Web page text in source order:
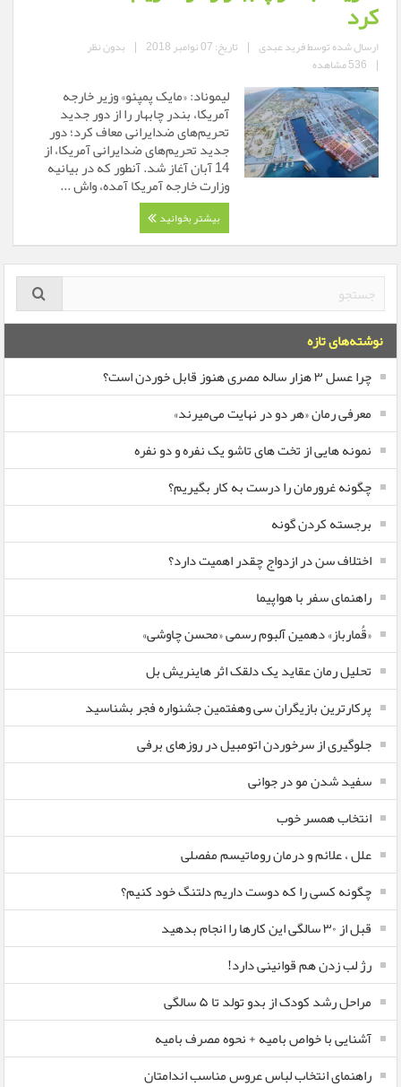
کرد
ارسال شده توسطفرید عبدی | تاریخ: 07 نوامبر 2018 | بدون نظر
| 536 مشاهده
لیموناد: «مایک پمپئو» وزیر خارجه
آمریکا، بندر چابهار را از دور جدید
تحریم‌های ضدایرانی معاف کرد؛ دور
جدید تحریم‌های ضدایرانی آمریکا، از
14 آبان آغاز شد. آنطور که در بیانیه
وزارت خارجه آمریکا آمده، واش ...
بیشتر بخوانید
نوشته‌های تازه
چرا عسل ۳ هزار ساله‌ مصری هنوز قابل خوردن است؟
معرفی رمان «هر دو در نهایت می‌میرند»
نمونه هایی از تخت های تاشو یک نفره و دو نفره
چگونه غرورمان را درست به کار بگیریم؟
برجسته کردن گونه
اختلاف سن در ازدواج چقدر اهمیت دارد؟
راهنمای سفر با هواپیما
«قُمارباز» دهمین آلبوم رسمی «محسن چاوشی»
تحلیل رمان عقاید یک دلقک اثر هاینریش بل
پرکارترین بازیگران سی وهفتمین جشنواره فجر بشناسید
جلوگیری از سرخوردن اتومبیل در روزهای برفی
سفید شدن مو در جوانی
انتخاب همسر خوب
علل ، علائم و درمان روماتیسم مفصلی
چگونه کسی را که دوست داریم دلتنگ خود کنیم؟
قبل از ۳۰ سالگی این کارها را انجام بدهید
رژ لب زدن هم قوانینی دارد!
مراحل رشد کودک از بدو تولد تا ۵ سالگی
آشنایی با خواص بامیه + نحوه مصرف بامیه
راهنمای انتخاب لباس عروس مناسب اندامتان